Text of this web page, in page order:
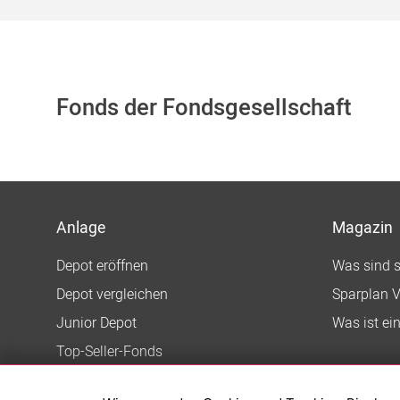
Fonds der Fondsgesellschaft
Anlage
Depot eröffnen
Depot vergleichen
Junior Depot
Top-Seller-Fonds
Magazin
Was sind
Sparplan
Was ist